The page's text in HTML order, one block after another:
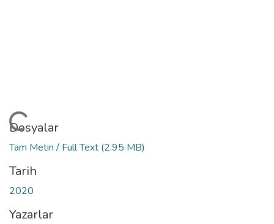
Dosyalar
Tam Metin / Full Text (2.95 MB)
Tarih
2020
Yazarlar